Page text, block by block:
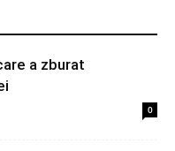
a zburat
0